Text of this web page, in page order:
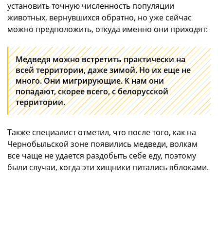
установить точную численность популяции
животных, вернувшихся обратно, но уже сейчас
можно предположить, откуда именно они приходят:
Медведя можно встретить практически на
всей территории, даже зимой. Но их еще не
много. Они мигрирующие. К нам они
попадают, скорее всего, с белорусской
территории.
Также специалист отметил, что после того, как на
Чернобыльской зоне появились медведи, волкам
все чаще не удается раздобыть себе еду, поэтому
были случаи, когда эти хищники питались яблоками.